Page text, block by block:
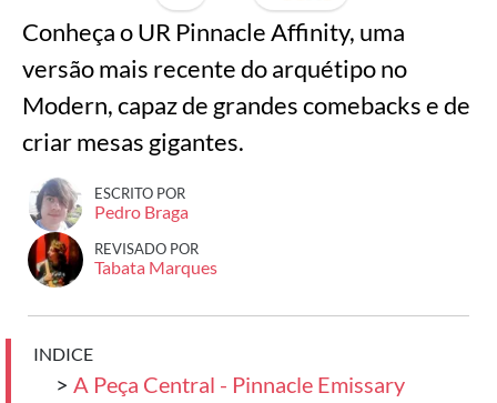
Conheça o UR Pinnacle Affinity, uma
versão mais recente do arquétipo no
Modern, capaz de grandes comebacks e de
criar mesas gigantes.
ESCRITO POR
Pedro Braga
REVISADO POR
Tabata Marques
INDICE
> A Peça Central - Pinnacle Emissary